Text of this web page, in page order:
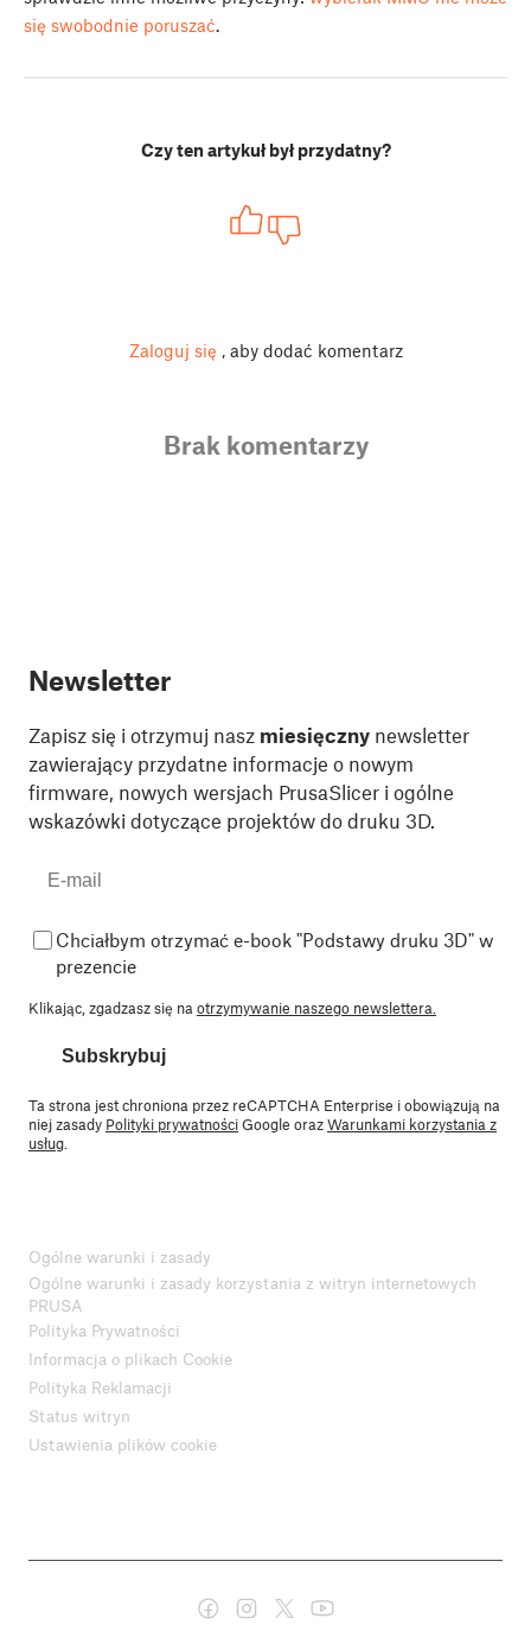
się swobodnie poruszać.
Czy ten artykuł był przydatny?
Zaloguj się , aby dodać komentarz
Brak komentarzy
Newsletter
Zapisz się i otrzymuj nasz miesięczny newsletter
zawierający przydatne informacje o nowym
firmware, nowych wersjach PrusaSlicer i ogólne
wskazówki dotyczące projektów do druku 3D.
Chciałbym otrzymać e-book "Podstawy druku 3D" w
prezencie
Klikając, zgadzasz się na otrzymywanie naszego newslettera.
Subskrybuj
Ta strona jest chroniona przez reCAPTCHA Enterprise i obowiązują na
niej zasady Polityki prywatnościGoogle orazWarunkami korzystania z
usług
Ogólne warunki i zasady
Ogólne warunki i zasady korzystania z witryn internetowych
PRUSA
Polityka Prywatności
Informacja o plikach Cookie
Polityka Reklamacji
Status witryn
Ustawienia plików cookie